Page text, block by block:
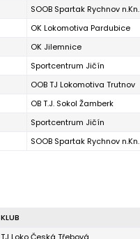
SOOB Spartak Rychnov n.Kn.
OK Lokomotiva Pardubice
OK Jilemnice
Sportcentrum Jičín
OOB TJ Lokomotiva Trutnov
OB T.J. Sokol Žamberk
Sportcentrum Jičín
SOOB Spartak Rychnov n.Kn.
KLUB